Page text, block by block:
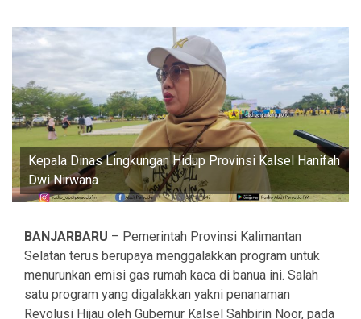
Kepala Dinas Lingkungan Hidup Provinsi Kalsel Hanifah
Dwi Nirwana
BANJARBARU – Pemerintah Provinsi Kalimantan
Selatan terus berupaya menggalakkan program untuk
menurunkan emisi gas rumah kaca di banua ini. Salah
satu program yang digalakkan yakni penanaman
Revolusi Hijau oleh Gubernur Kalsel Sahbirin Noor, pada